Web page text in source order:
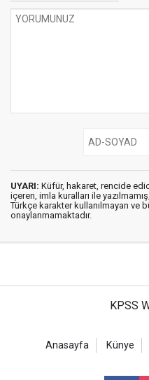
UYARI: Küfür, hakaret, rencide
içeren, imla kuralları ile yazılmamış,
Türkçe karakter kullanılmayan ve
onaylanmamaktadır.
KPSS
Anasayfa Künye